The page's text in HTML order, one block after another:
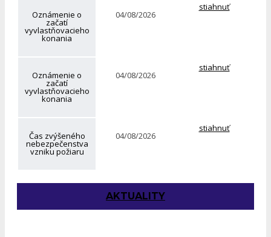
Oznámenie o
začatí
vyvlastňovacieho
konania
04/08/2026
stiahnuť
Oznámenie o
začatí
vyvlastňovacieho
konania
04/08/2026
stiahnuť
Čas zvýšeného
nebezpečenstva
vzniku požiaru
04/08/2026
stiahnuť
AKTUALITY